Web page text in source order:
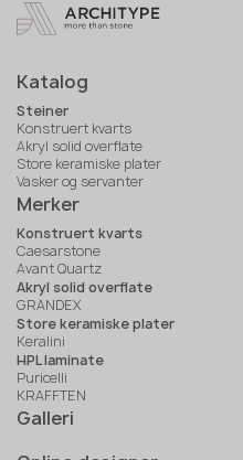
Katalog
Steiner
Konstruert kvarts
Akryl solid overflate
Store keramiske plater
Vasker og servanter
Merker
Konstruert kvarts
Caesarstone
Avant Quartz
Akryl solid overflate
GRANDEX
Store keramiske plater
Keralini
HPL laminate
Puricelli
KRAFFTEN
Galleri